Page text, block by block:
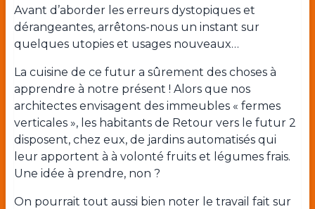
Avant d’aborder les erreurs dystopiques et
dérangeantes, arrêtons-nous un instant sur
quelques utopies et usages nouveaux…
La cuisine de ce futur a sûrement des choses à
apprendre à notre présent ! Alors que nos
architectes envisagent des immeubles « fermes
verticales », les habitants de Retour vers le futur 2
disposent, chez eux, de jardins automatisés qui
leur apportent à à volonté fruits et légumes frais.
Une idée à prendre, non ?
On pourrait tout aussi bien noter le travail fait sur